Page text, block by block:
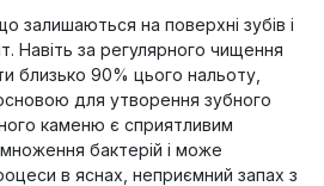
залишаються на поверхні зубів і
Навіть за регулярного чищення
близько 90% цього нальоту,
для утворення зубного
каменю є сприятливим
бактерій і може
в яснах, неприємний запах з